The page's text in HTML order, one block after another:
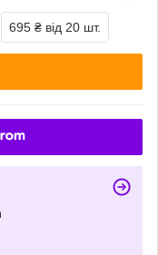
695 ₴ від 20 шт.